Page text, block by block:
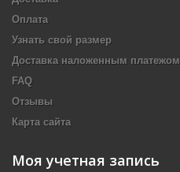
Оплата
Узнать свой размер
Доставка наложенным платежом
FAQ
Отзывы
Карта сайта
Моя учетная запись